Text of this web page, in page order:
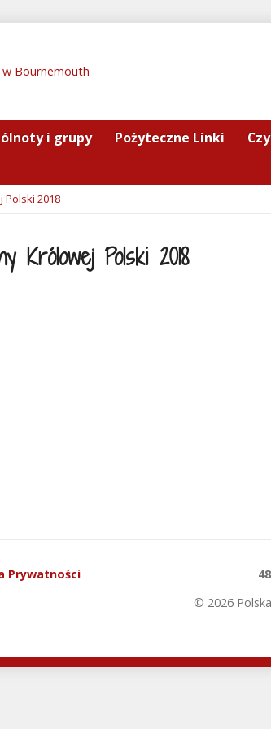
i grupy Pożyteczne Linki
Polski 2018
Królowej Polski 2018
Prywatności
© 2026